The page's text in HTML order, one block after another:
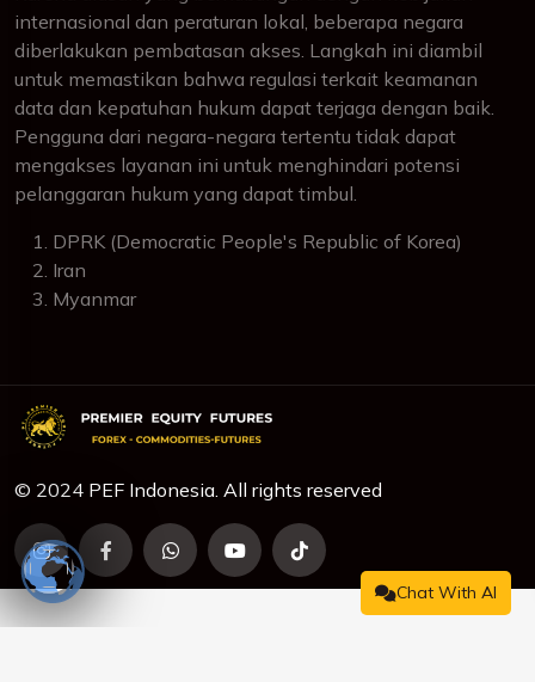
Chat With AI
internasional dan peraturan lokal, beberapa negara
diberlakukan pembatasan akses. Langkah ini diambil
untuk memastikan bahwa regulasi terkait keamanan
data dan kepatuhan hukum dapat terjaga dengan baik.
Pengguna dari negara-negara tertentu tidak dapat
mengakses layanan ini untuk menghindari potensi
pelanggaran hukum yang dapat timbul.
DPRK (Democratic People's Republic of Korea)
Iran
Myanmar
© 2024 PEF Indonesia. All rights reserved